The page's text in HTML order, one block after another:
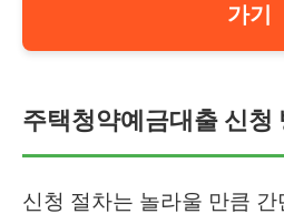
가기
주택청약예금대출 신청
신청 절차는 놀라울 만큼 간